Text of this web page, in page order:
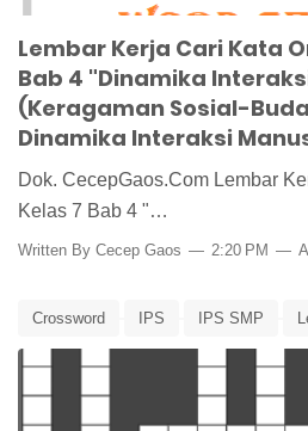
Lembar Kerja Cari Kata
Bab 4 "Dinamika
(Keragaman Sosial-
Dinamika Interaksi
Dok. CecepGaos.Com Lembar
Kelas 7 Bab 4 "…
Written By Cecep Gaos 2:20 PM
Crossword IPS IPS SMP